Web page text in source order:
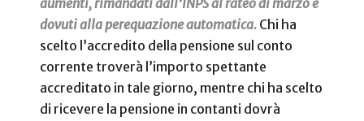
aumenti, rimandati dall’INPS al rateo di marzo e
dovuti alla perequazione automatica. Chi ha
scelto l’accredito della pensione sul conto
corrente troverà l’importo spettante
accreditato in tale giorno, mentre chi ha scelto
di ricevere la pensione in contanti dovrà